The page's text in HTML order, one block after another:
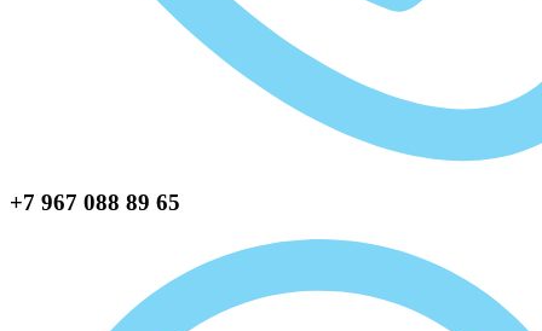
+7 967 088 89 65